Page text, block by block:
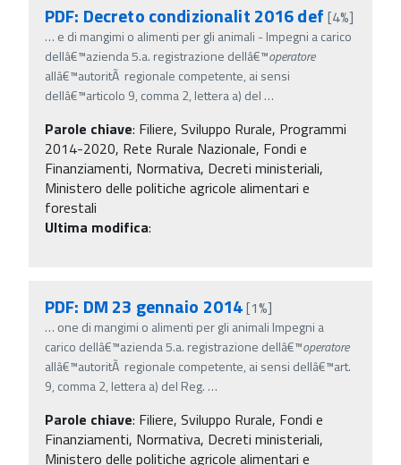
PDF: Decreto condizionalit 2016 def [4%]
… e di mangimi o alimenti per gli animali - Impegni a carico
dellâ€™azienda 5.a. registrazione dellâ€™operatore
allâ€™autoritÃ regionale competente, ai sensi
dellâ€™articolo 9, comma 2, lettera a) del …
Parole chiave: Filiere, Sviluppo Rurale, Programmi
2014-2020, Rete Rurale Nazionale, Fondi e
Finanziamenti, Normativa, Decreti ministeriali,
Ministero delle politiche agricole alimentari e
forestali
Ultima modifica:
PDF: DM 23 gennaio 2014[1%]
… one di mangimi o alimenti per gli animali Impegni a
carico dellâ€™azienda 5.a. registrazione dellâ€™operatore
allâ€™autoritÃ regionale competente, ai sensi dellâ€™art.
9, comma 2, lettera a) del Reg. …
Parole chiave: Filiere, Sviluppo Rurale, Fondi e
Finanziamenti, Normativa, Decreti ministeriali,
Ministero delle politiche agricole alimentari e